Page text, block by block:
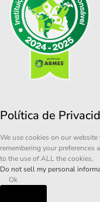
Política de
We use cookies on our
remembering your preferences
to the use of ALL the cookies.
Do not sell my personal
Ok